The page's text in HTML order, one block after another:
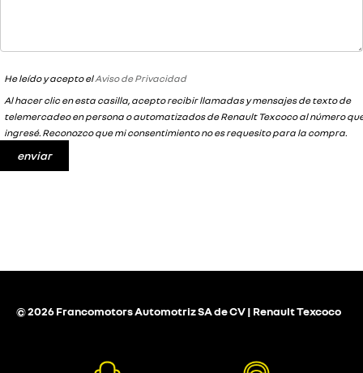
He leído y acepto elAviso de Privacidad
Al hacer clic en esta casilla, acepto recibir llamadas y mensajes de texto de
telemercadeo en persona o automatizados de Renault Texcoco al número
ingresé. Reconozco que mi consentimiento no es requesito para la compra.
© 2026 Francomotors Automotriz SA de CV | Renault Texcoco